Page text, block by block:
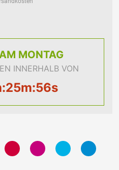
MONTAG
INNERHALB VON